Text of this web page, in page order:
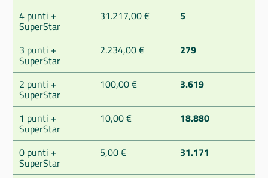
4 punti +
SuperStar
31.217,00 € 5
3 punti +
SuperStar
2.234,00 € 279
2 punti +
SuperStar
100,00 € 3.619
1 punti +
SuperStar
10,00 € 18.880
0 punti +
SuperStar
5,00 € 31.171